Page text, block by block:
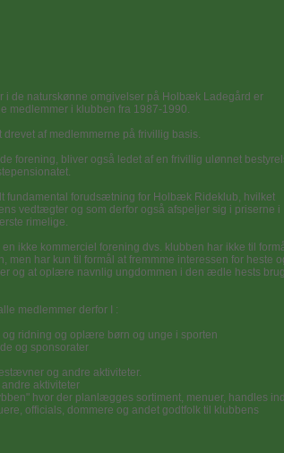
i de naturskønne omgivelser på Holbæk Ladegård er
medlemmer i klubben fra 1987-1990.
af medlemmerne på frivillig basis.
forening, bliver også ledet af en frivillig ulønnet
fundamental forudsætning for Holbæk Rideklub, hvilket
vedtægter og som derfor også afspeljer sig i priserne i
rimelige.
ikke kommerciel forening dvs. klubben har ikke til
men har kun til formål at fremmme interessen for heste
og at oplære navnlig ungdommen i den ædle hests brug
medlemmer derfor I :
og ridning og oplære børn og unge i sporten
og sponsorater
og andre aktiviteter.
aktiviteter
hvor der planlægges sortiment, menuer, handles ind
officials, dommere og andet godtfolk til klubbens